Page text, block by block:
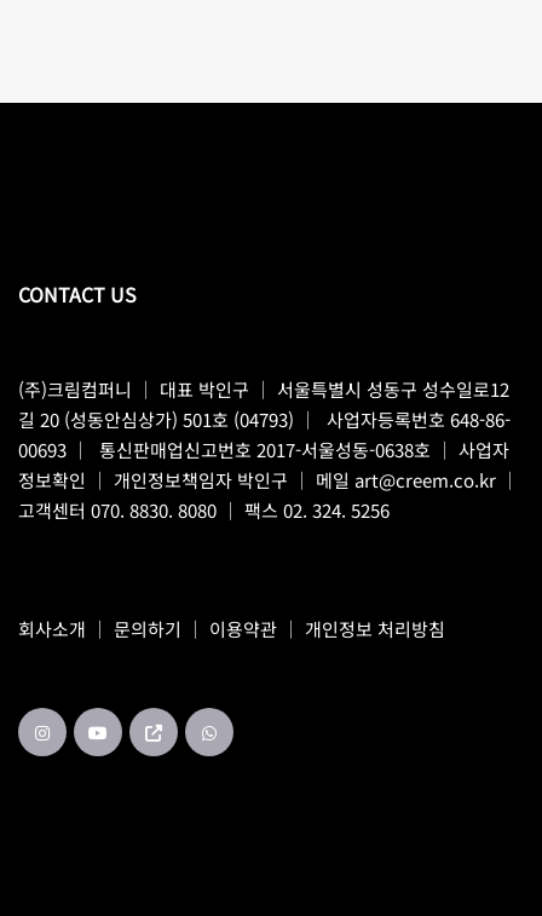
CONTACT US
(주)크림컴퍼니 ｜ 대표 박인구 ｜ 서울특별시 성동구 성수일로12
길 20 (성동안심상가) 501호 (04793) ｜ 사업자등록번호 648-86-
00693 ｜ 통신판매업신고번호 2017-서울성동-0638호 ｜ 사업자
정보확인 ｜ 개인정보책임자 박인구 ｜ 메일 art@creem.co.kr ｜
고객센터 070. 8830. 8080 ｜ 팩스 02. 324. 5256
회사소개 ｜ 문의하기 ｜ 이용약관 ｜ 개인정보 처리방침